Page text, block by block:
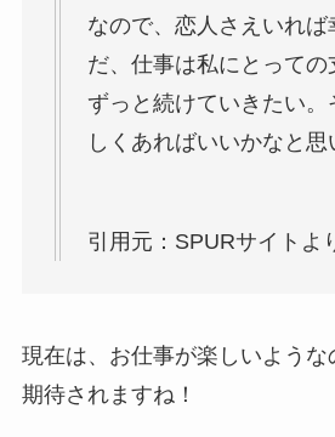
なので、恋人さえいれば
だ、仕事は私にとっての
ずっと続けていきたい。
しくあればいいかなと思
引用元：SPURサイトよ
現在は、お仕事が楽しいような
期待されますね！